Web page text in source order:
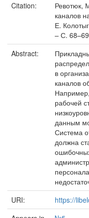
Citation:
Ревотюк,
каналов
Е.
– С.
Abstract:
в
каналов
рабочей
данным
Система
должна
URI:
https://